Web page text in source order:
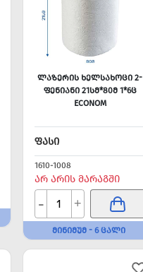
ᲚᲐᲖᲔᲠᲘᲡ ᲮᲔᲚᲡᲐᲮᲝᲪᲘ 2-
ᲤᲔᲜᲘᲐᲜᲘ 21ᲡᲛ*80Მ 1*6Ც
ECONOM
ᲤᲐᲡᲘ
1610-1008
ᲐᲠ ᲐᲠᲘᲡ ᲛᲐᲠᲐᲒᲨᲘ
- +
ᲛᲘᲜᲘᲛᲣᲛ - 6 ᲪᲐᲚᲘ